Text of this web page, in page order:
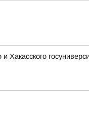
Хакасского